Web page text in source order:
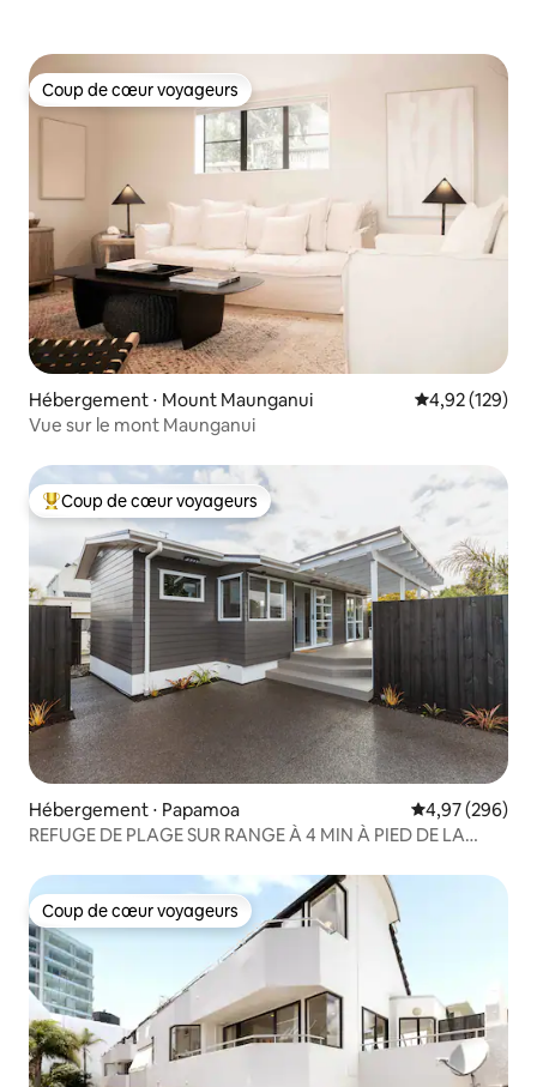
Coup de cœur voyageurs
Coup de cœur voyageurs
Hébergement ⋅ Mount Maunganui Évaluation
4,92 (129)
Vue sur le mont Maunganui
Coups de cœur voyageurs les plus appréciés
Coup de cœur voyageurs
Hébergement ⋅ Papamoa Évaluation
4,97 (296)
REFUGE DE PLAGE SUR RANGE À 4 MIN À PIED DE LA
Coup de cœur voyageurs
Coup de cœur voyageurs